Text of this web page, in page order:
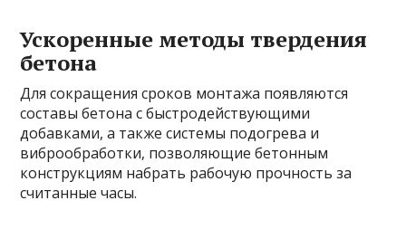
Ускоренные методы твердения
бетона
Для сокращения сроков монтажа появляются
составы бетона с быстродействующими
добавками, а также системы подогрева и
виброобработки, позволяющие бетонным
конструкциям набрать рабочую прочность за
считанные часы.